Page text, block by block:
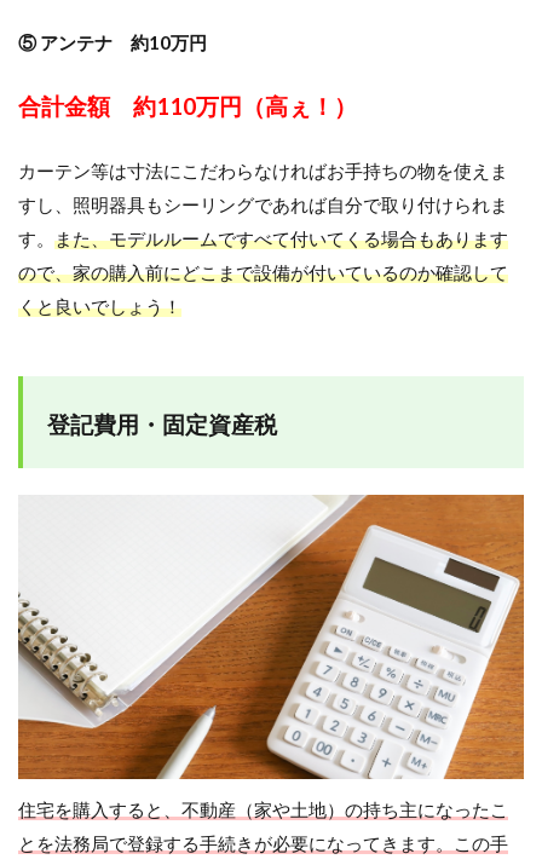
⑤ アンテナ 約10万円
合計金額 約110万円（高ぇ！）
カーテン等は寸法にこだわらなければお手持ちの物を使えま
すし、照明器具もシーリングであれば自分で取り付けられま
す。 また、モデルルームですべて付いてくる場合もあります
ので、家の購入前にどこまで設備が付いているのか確認して
くと良いでしょう！
登記費用・固定資産税
住宅を購入すると、不動産（家や土地）の持ち主になったこ
とを法務局で登録する手続きが必要になってきます。この手